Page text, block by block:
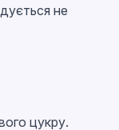
не
цукру.